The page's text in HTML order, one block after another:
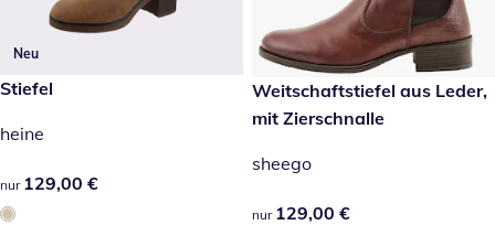
Neu
129,00 €
Stiefel
heine
129,00 €
nur 129,00 €
129,00 €
Weitschaftstiefel aus Leder,
mit Zierschnalle
sheego
129,00 €
nur 129,00 €